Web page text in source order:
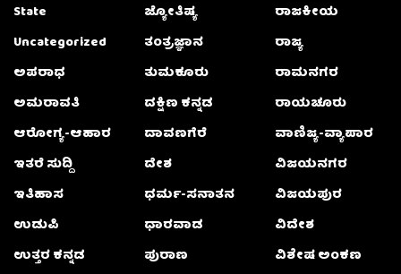
State
Uncategorized
ಅಪರಾಧ
ಅಮರಾವತಿ
ಆರೋಗ್ಯ-ಆಹಾರ
ಇತರೆ ಸುದ್ದಿ
ಇತಿಹಾಸ
ಉಡುಪಿ
ಉತ್ತರ ಕನ್ನಡ
ಜ್ಯೋತಿಷ್ಯ
ತಂತ್ರಜ್ಞಾನ
ತುಮಕೂರು
ದಕ್ಷಿಣ ಕನ್ನಡ
ದಾವಣಗೆರೆ
ದೇಶ
ಧರ್ಮ-ಸನಾತನ
ಧಾರವಾಡ
ಪುರಾಣ
ರಾಜಕೀಯ
ರಾಜ್ಯ
ರಾಮನಗರ
ರಾಯಚೂರು
ವಾಣಿಜ್ಯ-ವ್ಯಾಪಾರ
ವಿಜಯನಗರ
ವಿಜಯಪುರ
ವಿದೇಶ
ವಿಶೇಷ ಅಂಕಣ